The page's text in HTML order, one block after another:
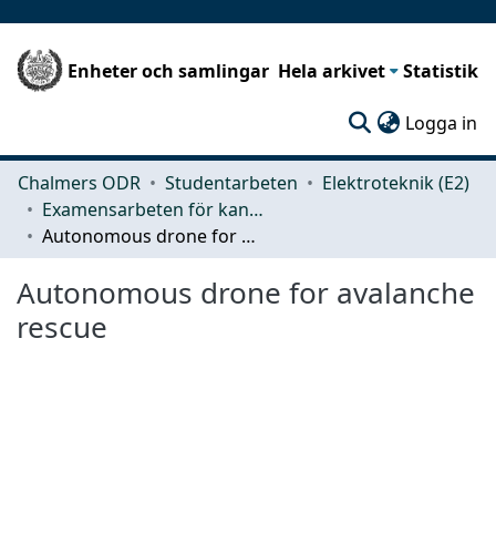
Enheter och samlingar Hela arkivet Statistik
Logga in
Chalmers ODR Studentarbeten
Elektroteknik (E2)
Examensarbeten för kandidatexamen
Autonomous drone for avalanche rescue
Autonomous drone for avalanche
rescue